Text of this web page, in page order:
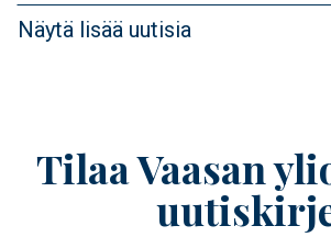
Sivutus
Näytä lisää uutisia
Tilaa Vaasan